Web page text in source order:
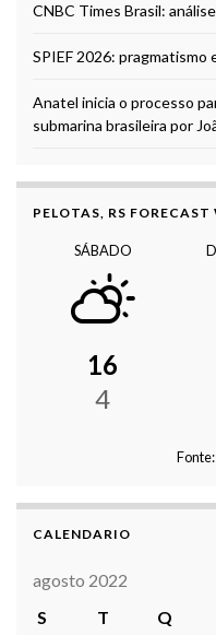
CNBC Times Brasil:
SPIEF 2026: pragmatismo
Anatel inicia o processo
submarina brasileira por
PELOTAS, RS FORECAST
SÁBADO
16
4
CALENDARIO
agosto 2022
S
T Q